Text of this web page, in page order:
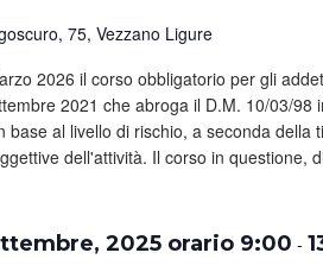
75, Vezzano Ligure
2026 il corso obbligatorio per gli
2021 che abroga il D.M. 10/03/98
base al livello di rischio, a seconda della
dell'attività. Il corso in questione,
2025 orario 9:00 -